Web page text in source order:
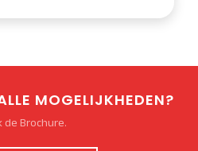
MOGELIJKHEDEN?
de Brochure.